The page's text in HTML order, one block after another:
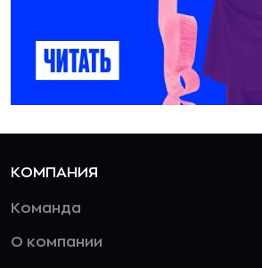
КОМПАНИЯ
Команда
О компании